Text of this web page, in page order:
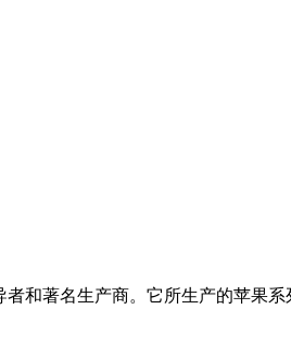
和著名生产商。它所生产的苹果